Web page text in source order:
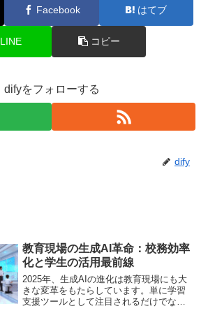
Facebook はてブ
LINE コピー
difyをフォローする
dify
教育現場の生成AI革命：校務効率
化と学生の活用最前線
2025年、生成AIの進化は教育現場にも大
きな変革をもたらしています。単に学習
支援ツールとして注目されるだけでな